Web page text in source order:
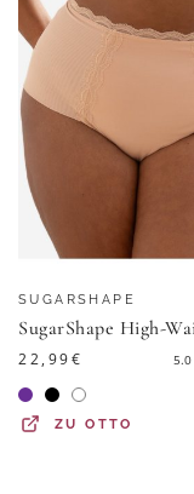
SUGARSHAPE
22,99€ 5.0
ZUOTTO